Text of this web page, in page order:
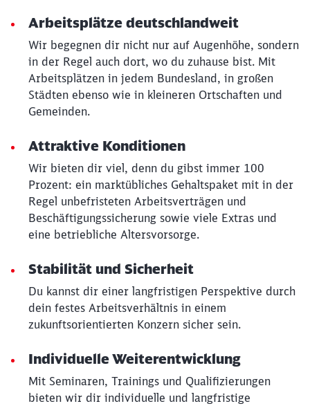
Arbeitsplätze deutschlandweit
Wir begegnen dir nicht nur auf Augenhöhe, sondern
in der Regel auch dort, wo du zuhause bist. Mit
Arbeitsplätzen in jedem Bundesland, in großen
Städten ebenso wie in kleineren Ortschaften und
Gemeinden.
Attraktive Konditionen
Wir bieten dir viel, denn du gibst immer 100
Prozent: ein marktübliches Gehaltspaket mit in der
Regel unbefristeten Arbeitsverträgen und
Beschäftigungssicherung sowie viele Extras und
eine betriebliche Altersvorsorge.
Stabilität und Sicherheit
Du kannst dir einer langfristigen Perspektive durch
dein festes Arbeitsverhältnis in einem
zukunftsorientierten Konzern sicher sein.
Individuelle Weiterentwicklung
Mit Seminaren, Trainings und Qualifizierungen
bieten wir dir individuelle und langfristige
Schließen
Möchten Sie zuweitergeleitet
werden?